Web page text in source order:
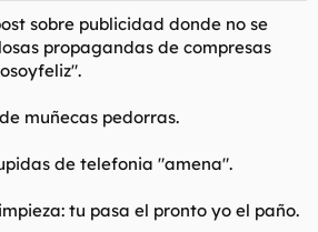
sobre publicidad donde no se
propagandas de compresas
muñecas pedorras.
de telefonia "amena".
tu pasa el pronto yo el paño.